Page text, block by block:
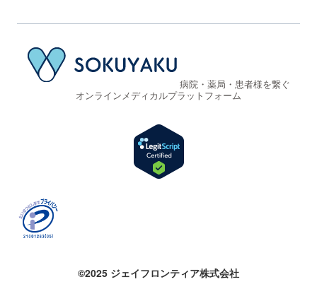
病院・薬局・患者様を繋ぐ
オンラインメディカルプラットフォーム
©2025 ジェイフロンティア株式会社